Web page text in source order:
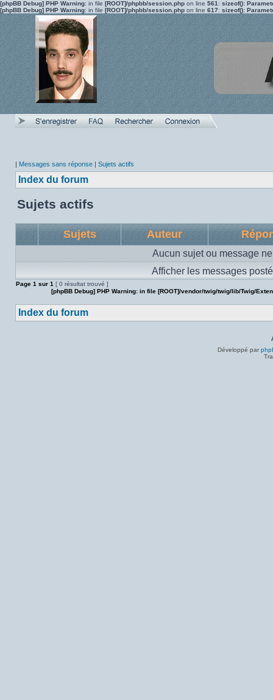
[phpBB Debug] PHP Warning: in file [ROOT]/phpbb/session.php on line 561 : sizeof():
[phpBB Debug] PHP Warning: in file [ROOT]/phpbb/session.php on line 617: sizeof():
| Messages sans réponse | Sujets actifs
Index du forum
Sujets actifs
Sujets Auteur
Aucun sujet ou message
Afficher les messages
Page 1 sur 1 [ 0 résultat trouvé ]
[phpBB Debug] PHP Warning: in file [ROOT]/vendor/twig/twig/lib/Twig/
Index du forum
Développé par